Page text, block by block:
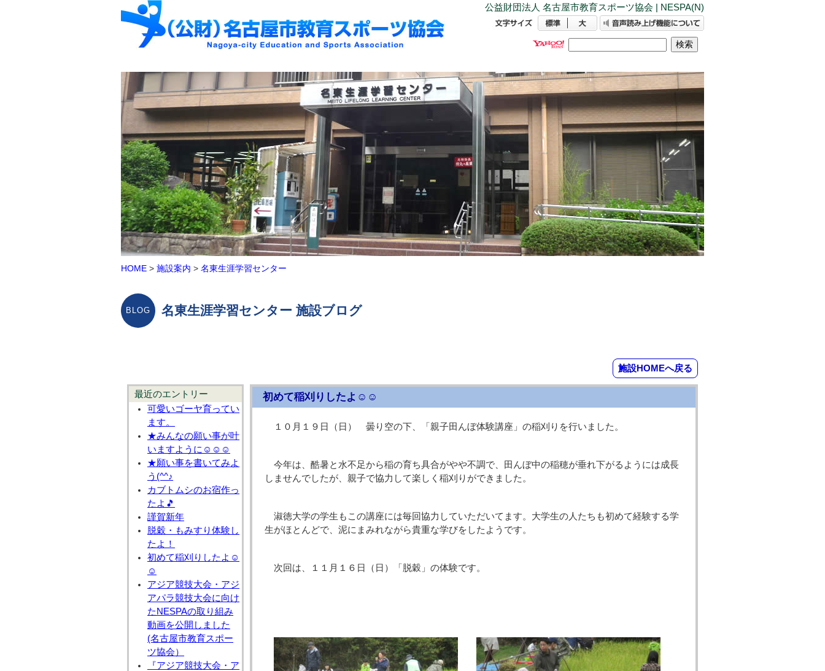
公益財団法人 名古屋市教育スポーツ協会 | NESPA(N)
HOME > 施設案内 > 名東生涯学習センター
名東生涯学習センター 施設ブログ
施設HOMEへ戻る
最近のエントリー
可愛いゴーヤ育ってい
ます。
★みんなの願い事が叶
いますように☺☺☺
★願い事を書いてみよ
う(^^♪
カブトムシのお宿作っ
たよ🎵
謹賀新年
脱穀・もみすり体験し
たよ！
初めて稲刈りしたよ☺
☺
アジア競技大会・アジ
アパラ競技大会に向け
たNESPAの取り組み
動画を公開しました
(名古屋市教育スポー
ツ協会）
『アジア競技大会・ア
初めて稲刈りしたよ☺☺
１０月１９日（日） 曇り空の下、「親子田んぼ体験講座」の稲刈りを行いました。
今年は、酷暑と水不足から稲の育ち具合がやや不調で、田んぼ中の稲穂が垂れ下がるようには成長
しませんでしたが、親子で協力して楽しく稲刈りができました。
淑徳大学の学生もこの講座には毎回協力していただいてます。大学生の人たちも初めて経験する学
生がほとんどで、泥にまみれながら貴重な学びをしたようです。
次回は、１１月１６日（日）「脱穀」の体験です。